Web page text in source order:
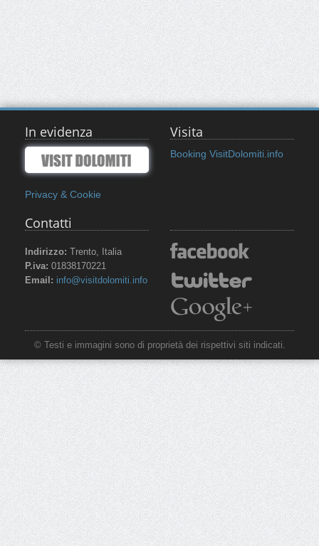
In evidenza
Privacy & Cookie
Visita
Booking VisitDolomiti.info
Contatti
Indirizzo: Trento, Italia
P.iva: 01838170221
Email: info@visitdolomiti.info
© Testi e immagini sono di proprietà dei rispettivi siti indicati.